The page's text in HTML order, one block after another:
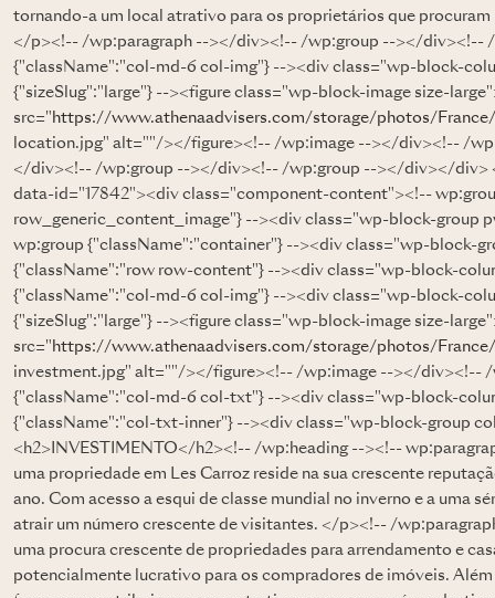
tornando-a um local atrativo para os proprietários que
</p><!-- /wp:paragraph --></div><!-- /wp:group --></div><!--
{"className":"col-md-6 col-img"} --><div class="wp-block-
{"sizeSlug":"large"} --><figure class="wp-block-image size-
src=" https://www.athenaadvisers.com/storage/photos/
location.jpg" alt=""/></figure><!-- /wp:image --></div><!-- /
</div><!-- /wp:group --></div><!-- /wp:group --></div></div>
data-id="17842"><div class="component-content"><!--
row_generic_content_image"} --><div class="wp-block-group
wp:group {"className":"container"} --><div class="wp-block-
{"className":"row row-content"} --><div class="wp-block-
{"className":"col-md-6 col-img"} --><div class="wp-block-
{"sizeSlug":"large"} --><figure class="wp-block-image size-
src=" https://www.athenaadvisers.com/storage/photos/
investment.jpg" alt=""/></figure><!-- /wp:image --></div><!--
{"className":"col-md-6 col-txt"} --><div class="wp-block-
{"className":"col-txt-inner"} --><div class="wp-block-group
<h2>INVESTIMENTO</h2><!-- /wp:heading --><!--
uma propriedade em Les Carroz reside na sua crescente
ano. Com acesso a esqui de classe mundial no inverno e a uma
atrair um número crescente de visitantes. </p><!-- /
uma procura crescente de propriedades para arrendamento e
potencialmente lucrativo para os compradores de imóveis.